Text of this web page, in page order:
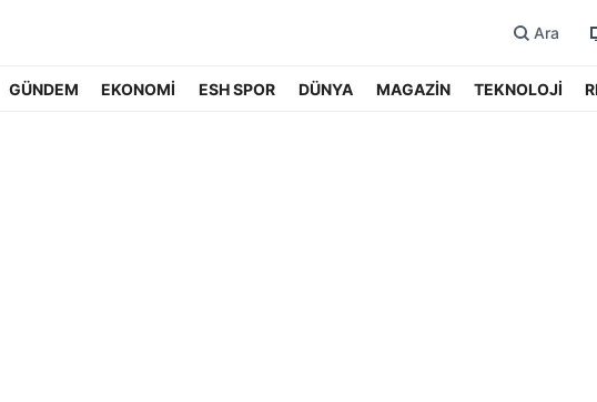
Ara
GÜNDEM EKONOMİ ESH SPOR DÜNYA MAGAZİN TEKNOLOJİ